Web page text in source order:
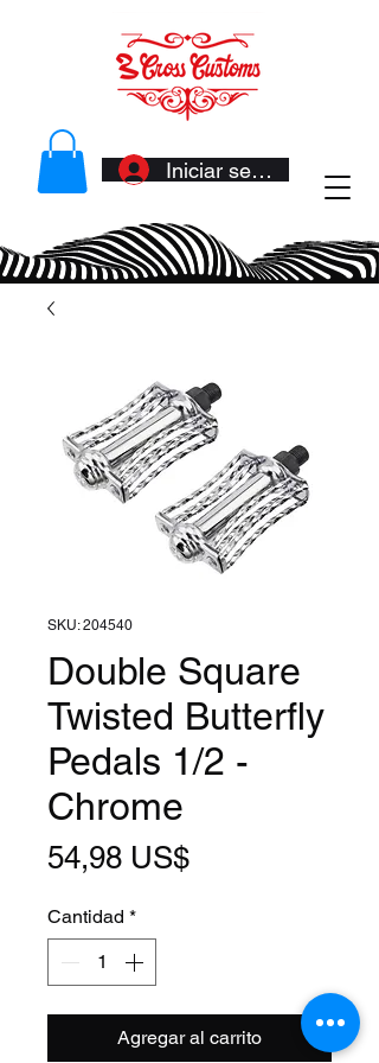
Iniciar sesión
SKU: 204540
Double Square
Twisted Butterfly
Pedals 1/2 -
Chrome
54,98 US$Precio
Cantidad *
Agregar al carrito